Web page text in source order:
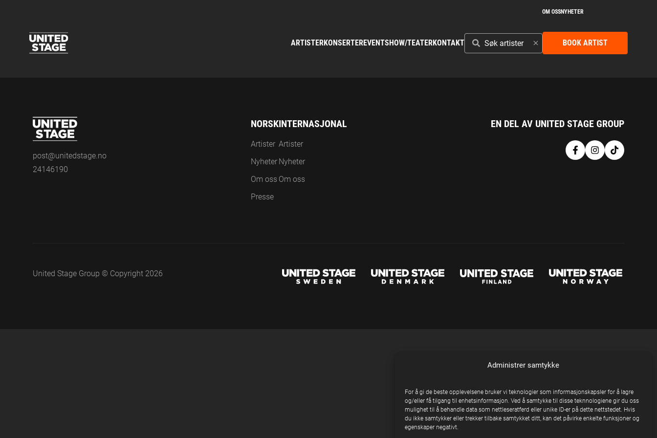
Administrer samtykke
For å gi de beste opplevelsene bruker vi teknologier som informasjonskapsler for å lagre
og/eller få tilgang til enhetsinformasjon. Ved å samtykke til disse teknnologiene gir du oss
mulighet til å behandle data som nettleseratferd eller unike ID-er på dette nettstedet. Hvis
du ikke samtykker eller trekker tilbake samtykket ditt, kan det påvirke enkelte funksjoner og
egenskaper negativt.
OM OSSNYHETER
ARTISTERKONSERTEREVENTSHOW/TEATERKONTAKTSØK
ARTISTER
BOOK ARTIST
post@unitedstage.no
24146190
NORSK
Artister
Nyheter
Om oss
Presse
INTERNASJONAL
Artister
Nyheter
Om oss
EN DEL AV UNITED STAGE GROUP
United Stage Group © Copyright 2026